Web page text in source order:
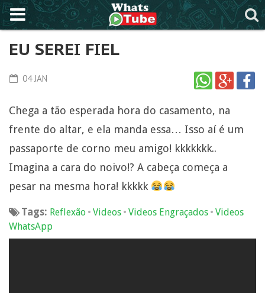
EU SEREI FIEL
04 JAN
Chega a tão esperada hora do casamento, na
frente do altar, e ela manda essa… Isso aí é um
passaporte de corno meu amigo! kkkkkkk..
Imagina a cara do noivo!? A cabeça começa a
pesar na mesma hora! kkkkk
Tags: Reflexão • Videos • Videos Engraçados • Videos
WhatsApp